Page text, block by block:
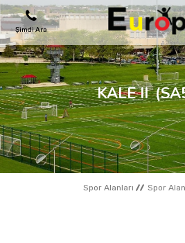
Şimdi Ara
OYUN PARKLARI
SKATEPARKLAR
AHŞAP EVLER
KENT MOBILYALARI
KALE II
Spor Alanları Spor